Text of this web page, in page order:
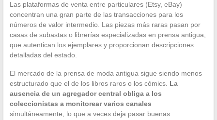
Las plataformas de venta entre particulares (Etsy, eBay)
concentran una gran parte de las transacciones para los
números de valor intermedio. Las piezas más raras pasan por
casas de subastas o librerías especializadas en prensa antigua,
que autentican los ejemplares y proporcionan descripciones
detalladas del estado.
El mercado de la prensa de moda antigua sigue siendo menos
estructurado que el de los libros raros o los cómics. La
ausencia de un agregador central obliga a los
coleccionistas a monitorear varios canales
simultáneamente, lo que a veces deja pasar buenas